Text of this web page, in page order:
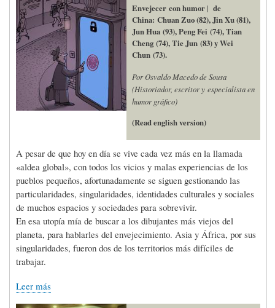
Envejecer con humor | de
China: Chuan Zuo (82), Jin Xu (81),
Jun Hua (93), Peng Fei (74), Tian
Cheng (74), Tie Jun (83) y Wei
Chun (73).
Por Osvaldo Macedo de Sousa
(Historiador, escritor y especialista en
humor gráfico)
(Read english version)
A pesar de que hoy en día se vive cada vez más en la llamada
«aldea global», con todos los vicios y malas experiencias de los
pueblos pequeños, afortunadamente se siguen gestionando las
particularidades, singularidades, identidades culturales y sociales
de muchos espacios y sociedades para sobrevivir.
En esa utopía mía de buscar a los dibujantes más viejos del
planeta, para hablarles del envejecimiento. Asia y África, por sus
singularidades, fueron dos de los territorios más difíciles de
trabajar.
Leer más